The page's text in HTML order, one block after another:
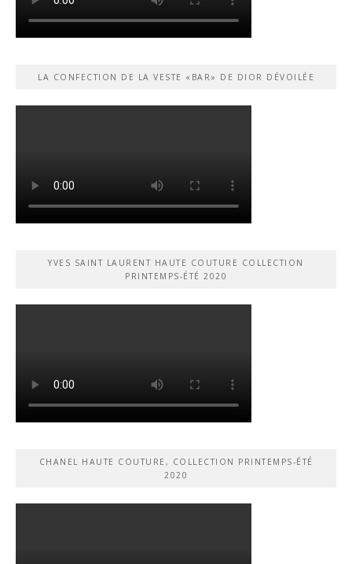
LA CONFECTION DE LA VESTE «BAR» DE DIOR DÉVOILÉE
YVES SAINT LAURENT HAUTE COUTURE COLLECTION
PRINTEMPS-ÉTÉ 2020
CHANEL HAUTE COUTURE, COLLECTION PRINTEMPS-ÉTÉ
2020